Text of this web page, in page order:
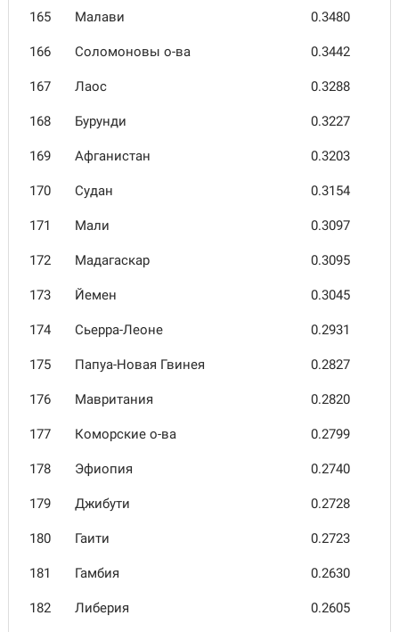
165 Малави 0.3480
166 Соломо­новы о-ва 0.3442
167 Лаос 0.3288
168 Бурунди 0.3227
169 Афгани­стан 0.3203
170 Судан 0.3154
171 Мали 0.3097
172 Мада­гаскар 0.3095
173 Йемен 0.3045
174 Сьерра-Леоне 0.2931
175 Папуа-Новая Гвинея 0.2827
176 Маври­тания 0.2820
177 Комор­ские о-ва 0.2799
178 Эфиопия 0.2740
179 Джибути 0.2728
180 Гаити 0.2723
181 Гамбия 0.2630
182 Либерия 0.2605